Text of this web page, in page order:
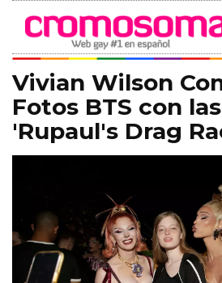
Vivian Wilson
Fotos BTS con
'Rupaul's Drag